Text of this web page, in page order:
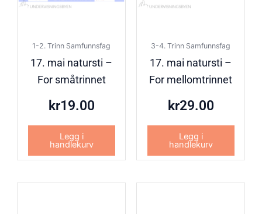
1-2. Trinn Samfunnsfag
17. mai natursti –
For småtrinnet
kr19.00
Legg i
handlekurv
3-4. Trinn Samfunnsfag
17. mai natursti –
For mellomtrinnet
kr29.00
Legg i
handlekurv